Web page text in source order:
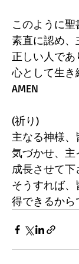
このように
素直に認め
正しい人で
心として生き
AMEN
(祈り)
主なる神様
気づかせ、主
成長させて下
そうすれば
得できるから